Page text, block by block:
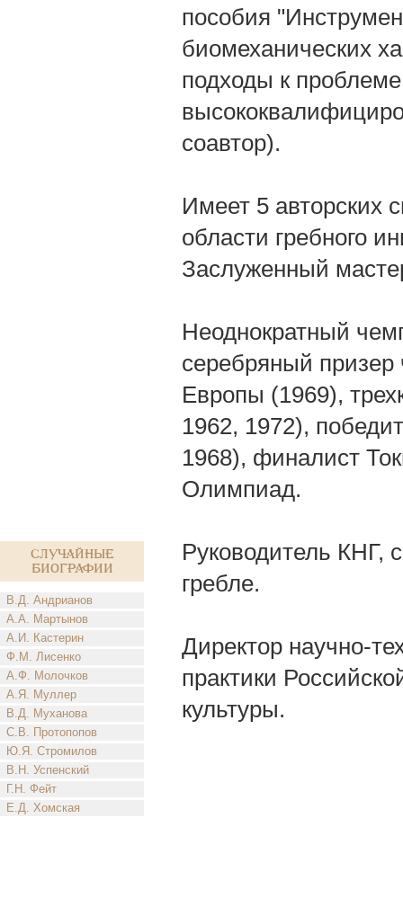
Случайные
биографии
В.Д. Андрианов
А.А. Мартынов
А.И. Кастерин
Ф.М. Лисенко
А.Ф. Молочков
А.Я. Муллер
В.Д. Муханова
С.В. Протопопов
Ю.Я. Стромилов
В.Н. Успенский
Г.Н. Фейт
Е.Д. Хомская
пособия
биомеханических
подходы к
соавтор).
Имеет 5 авторских
области гребного
Заслуженный
Неоднократный
серебряный
Европы (1969),
1962, 1972),
1968), финалист
Олимпиад.
Руководитель КНГ,
гребле.
Директор научно-
практики
культуры.